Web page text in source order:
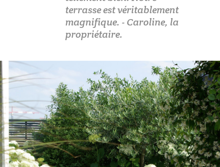
terrasse est véritablement
magnifique. - Caroline, la
propriétaire.